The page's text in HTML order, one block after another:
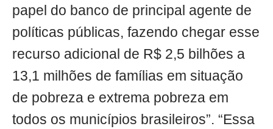
papel do banco de principal agente de
políticas públicas, fazendo chegar esse
recurso adicional de R$ 2,5 bilhões a
13,1 milhões de famílias em situação
de pobreza e extrema pobreza em
todos os municípios brasileiros”. “Essa